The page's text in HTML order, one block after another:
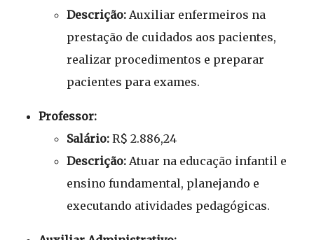
Descrição: Auxiliar enfermeiros na
prestação de cuidados aos pacientes,
realizar procedimentos e preparar
pacientes para exames.
Professor:
Salário: R$ 2.886,24
Descrição: Atuar na educação infantil e
ensino fundamental, planejando e
executando atividades pedagógicas.